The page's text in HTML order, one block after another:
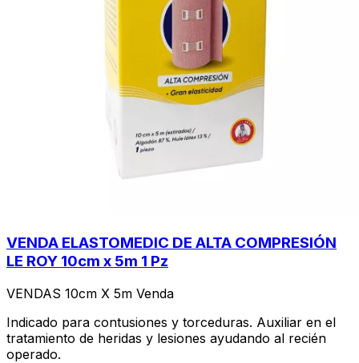
VENDA ELASTOMEDIC DE ALTA COMPRESIÓN
LE ROY 10cm x 5m 1 Pz
VENDAS 10cm X 5m Venda
Indicado para contusiones y torceduras. Auxiliar en el
tratamiento de heridas y lesiones ayudando al recién
operado.